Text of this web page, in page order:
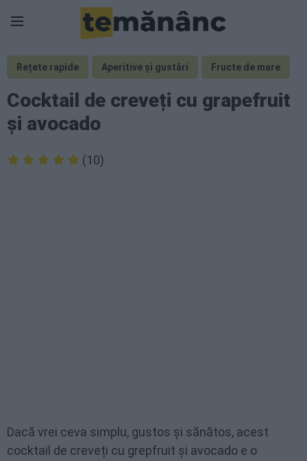
Rețete rapide Aperitive și gustări Fructe de mare
Cocktail de creveți cu grapefruit
și avocado
(10)
Dacă vrei ceva simplu, gustos și sănătos, acest
cocktail de creveți cu grepfruit și avocado e o